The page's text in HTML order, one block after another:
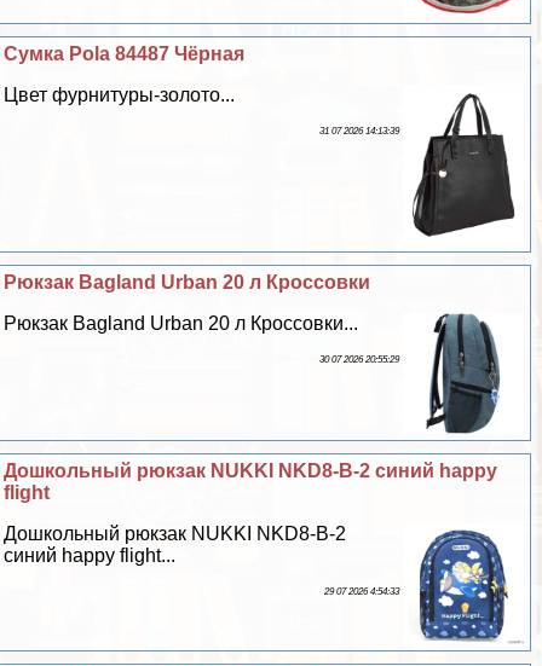
Сумка Pola 84487 Чёрная
Цвет фурнитуры-золото...
31 07 2026 14:13:39
Рюкзак Bagland Urban 20 л Кроссовки
Рюкзак Bagland Urban 20 л Кроссовки...
30 07 2026 20:55:29
Дошкольный рюкзак NUKKI NKD8-B-2 синий happy
flight
Дошкольный рюкзак NUKKI NKD8-B-2
синий happy flight...
29 07 2026 4:54:33